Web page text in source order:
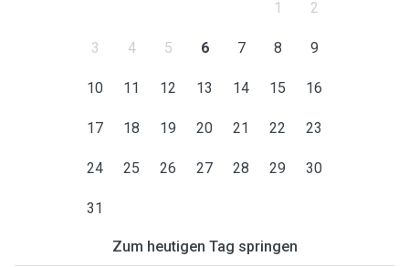
1 2
3 4 5 6 7 8 9
10 11 12 13 14 15 16
17 18 19 20 21 22 23
24 25 26 27 28 29 30
31
Zum heutigen Tag springen